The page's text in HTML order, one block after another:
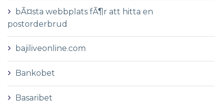
bÃ¤sta webbplats fÃ¶r att hitta en
postorderbrud
bajiliveonline.com
Bankobet
Basaribet